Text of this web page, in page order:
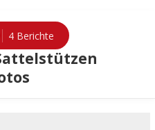
4 Berichte